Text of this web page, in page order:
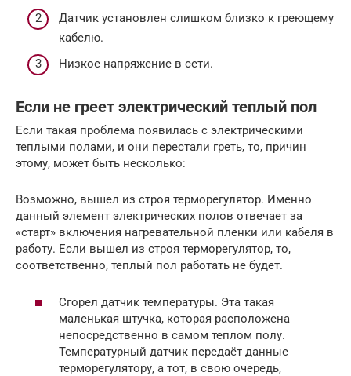
Датчик установлен слишком близко к греющему
кабелю.
Низкое напряжение в сети.
Если не греет электрический теплый пол
Если такая проблема появилась с электрическими
теплыми полами, и они перестали греть, то, причин
этому, может быть несколько:
Возможно, вышел из строя терморегулятор. Именно
данный элемент электрических полов отвечает за
«старт» включения нагревательной пленки или кабеля в
работу. Если вышел из строя терморегулятор, то,
соответственно, теплый пол работать не будет.
Сгорел датчик температуры. Эта такая
маленькая штучка, которая расположена
непосредственно в самом теплом полу.
Температурный датчик передаёт данные
терморегулятору, а тот, в свою очередь,